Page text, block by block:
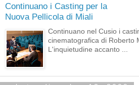
Continuano i Casting per la
Nuova Pellicola di Miali
Continuano nel Cusio i
cinematografica di Roberto
L'inquietudine accanto ...